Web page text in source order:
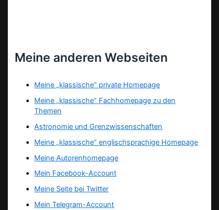
Meine anderen Webseiten
Meine „klassische“ private Homepage
Meine „klassische“ Fachhomepage zu den
Themen
Astronomie und Grenzwissenschaften
Meine „klassische“ englischsprachige Homepage
Meine Autorenhomepage
Mein Facebook-Account
Meine Seite bei Twitter
Mein Telegram-Account